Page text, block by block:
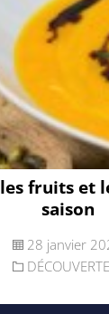
fruits et
saison
28 janvier